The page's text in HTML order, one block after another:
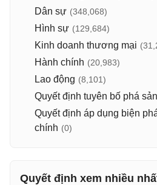
Dân sự (348,068)
Hình sự (129,684)
Kinh doanh thương mại
Hành chính (20,983)
Lao động (8,101)
Quyết định tuyên bố phá sản
Quyết định áp dụng biện
chính (0)
Quyết định xem nhiều